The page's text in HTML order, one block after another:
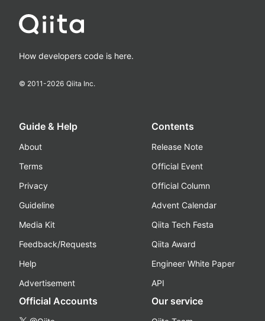
How developers code is here.
© 2011-2026 Qiita Inc.
Guide & Help
About
Terms
Privacy
Guideline
Media Kit
Feedback/Requests
Help
Advertisement
Contents
Release Note
Official Event
Official Column
Advent Calendar
Qiita Tech Festa
Qiita Award
Engineer White Paper
API
Official Accounts Our service